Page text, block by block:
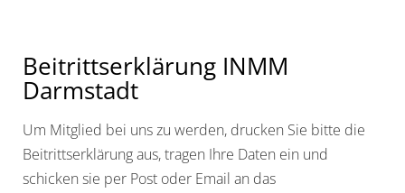
Beitrittserklärung INMM
Darmstadt
Um Mitglied bei uns zu werden, drucken Sie bitte die
Beitrittserklärung aus, tragen Ihre Daten ein und
schicken sie per Post oder Email an das